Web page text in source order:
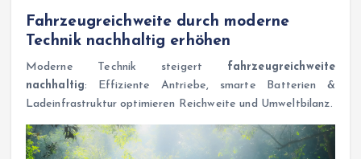
Fahrzeugreichweite durch moderne
Technik nachhaltig erhöhen
Moderne Technik steigert fahrzeugreichweite
nachhaltig: Effiziente Antriebe, smarte Batterien &
Ladeinfrastruktur optimieren Reichweite und Umweltbilanz.